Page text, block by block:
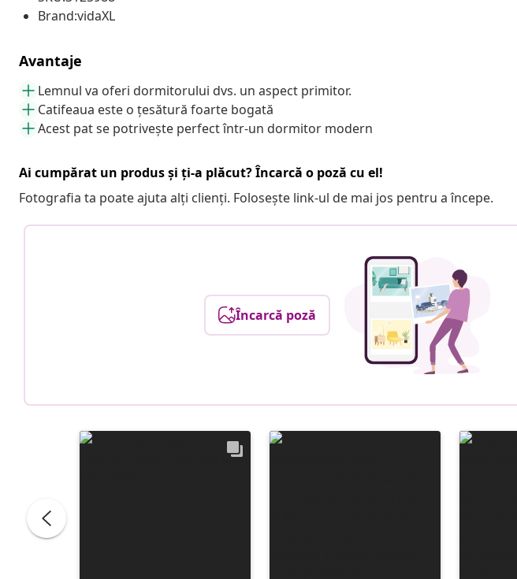
Brand:vidaXL
Avantaje
Lemnul va oferi dormitorului dvs. un aspect primitor.
Catifeaua este o țesătură foarte bogată
Acest pat se potrivește perfect într-un dormitor modern
Ai cumpărat un produs și ți-a plăcut? Încarcă o poză cu el!
Fotografia ta poate ajuta alți clienți. Folosește link-ul de mai jos pentru a începe.
Încarcă poză